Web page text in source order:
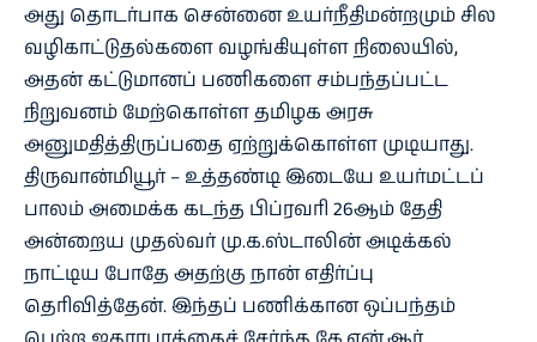
அது தொடர்பாக சென்னை உயர்நீதிமன்றமும் சில
வழிகாட்டுதல்களை வழங்கியுள்ள நிலையில்,
அதன் கட்டுமானப் பணிகளை சம்பந்தப்பட்ட
நிறுவனம் மேற்கொள்ள தமிழக அரசு
அனுமதித்திருப்பதை ஏற்றுக்கொள்ள முடியாது.
திருவான்மியூர் – உத்தண்டி இடையே உயர்மட்டப்
பாலம் அமைக்க கடந்த பிப்ரவரி 26ஆம் தேதி
அன்றைய முதல்வர் மு.க.ஸ்டாலின் அடிக்கல்
நாட்டிய போதே அதற்கு நான் எதிர்ப்பு
தெரிவித்தேன். இந்தப் பணிக்கான ஒப்பந்தம்